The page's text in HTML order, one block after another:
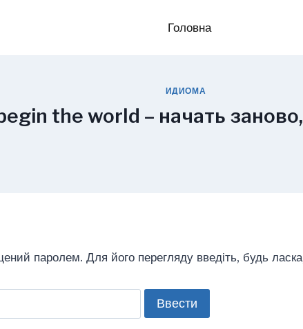
Головна
ИДИОМА
the world – начать
паролем. Для його перегляду введіть, будь